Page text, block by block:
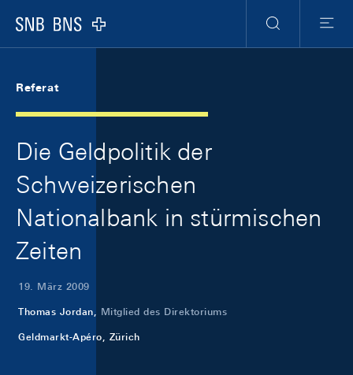
Logo
Suche
Menu
Referat
Die Geldpolitik der
Schweizerischen
Nationalbank in stürmischen
Zeiten
19. März 2009
Thomas Jordan, Mitglied des Direktoriums
Geldmarkt-Apéro, Zürich